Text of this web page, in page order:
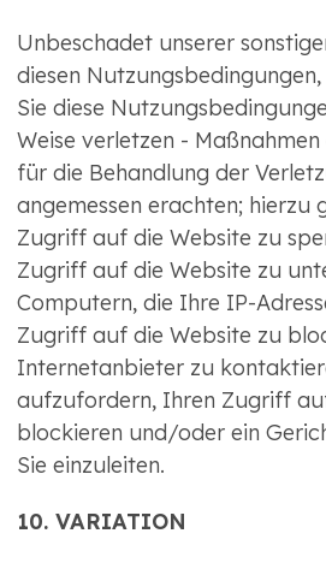
Unbeschadet unserer
diesen
Sie diese
Weise verletzen -
für die Behandlung der
angemessen erachten; hierzu
Zugriff auf die Website zu
Zugriff auf die Website zu
Computern, die Ihre IP-
Zugriff auf die Website zu
Internetanbieter zu
aufzufordern, Ihren Zugriff
blockieren und/oder ein
Sie einzuleiten.
10. VARIATION